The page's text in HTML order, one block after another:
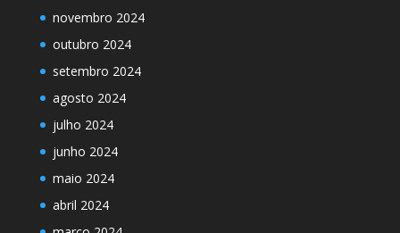
novembro 2024
outubro 2024
setembro 2024
agosto 2024
julho 2024
junho 2024
maio 2024
abril 2024